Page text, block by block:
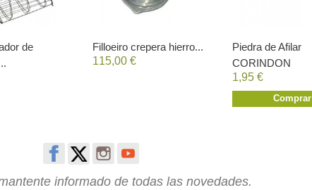
de
Filloeiro crepera hierro...
115,00 €
Piedra de Afilar
CORINDON
1,95 €
Comprar
informado de todas las novedades.